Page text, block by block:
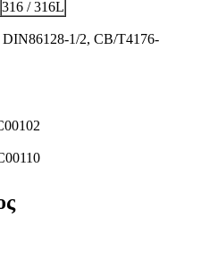
316 / 316L
DIN86128-1/2, CB/T4176-